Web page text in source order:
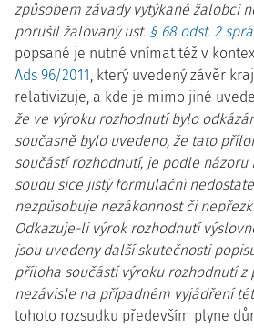
způsobem závady vytýkané žalobci
porušil žalovaný ust. § 68 odst. 2
popsané je nutné vnímat též v
Ads 96/2011, který uvedený závěr
relativizuje, a kde je mimo jiné
že ve výroku rozhodnutí bylo
současně bylo uvedeno, že tato
součástí rozhodnutí, je podle názoru
soudu sice jistý formulační
nezpůsobuje nezákonnost či
Odkazuje-li výrok rozhodnutí
jsou uvedeny další skutečnosti
příloha součástí výroku rozhodnutí z
nezávisle na případném vyjádření
tohoto rozsudku především plyne